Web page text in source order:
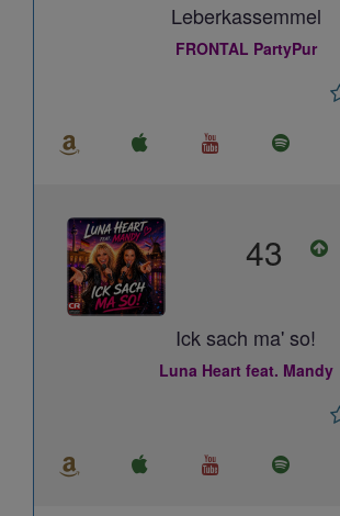
Leberkassemmel
FRONTAL PartyPur
43
Ick sach ma' so!
Luna Heart feat. Mandy